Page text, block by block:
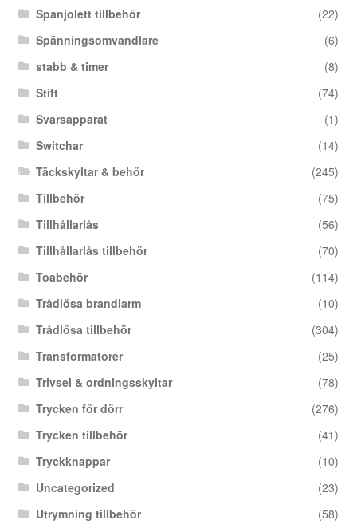
Spanjolett tillbehör
(22)
Spänningsomvandlare
(6)
stabb & timer
(8)
Stift
(74)
Svarsapparat
(1)
Switchar
(14)
Täckskyltar & behör
(245)
Tillbehör
(75)
Tillhållarlås
(56)
Tillhållarlås tillbehör
(70)
Toabehör
(114)
Trådlösa brandlarm
(10)
Trådlösa tillbehör
(304)
Transformatorer
(25)
Trivsel & ordningsskyltar
(78)
Trycken för dörr
(276)
Trycken tillbehör
(41)
Tryckknappar
(10)
Uncategorized
(23)
Utrymning tillbehör
(58)